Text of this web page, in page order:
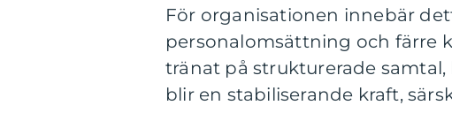
För organisationen innebär
personalomsättning och färre
tränat på strukturerade
blir en stabiliserande kraft,